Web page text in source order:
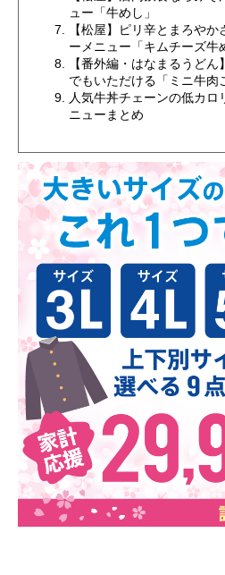
ュー「牛めし」
【松屋】ピリ辛とまろや
ーメニュー「キムチーズ牛
【番外編・はなまるうど
でもいただける「ミニ牛肉
人気牛丼チェーンの低カロ
ニューまとめ